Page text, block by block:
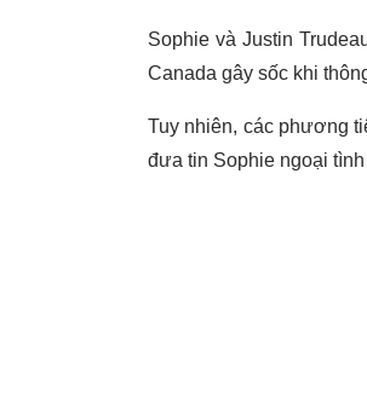
Sophie và Justin
Canada gây sốc khi
Tuy nhiên, các phương
đưa tin Sophie ngoại